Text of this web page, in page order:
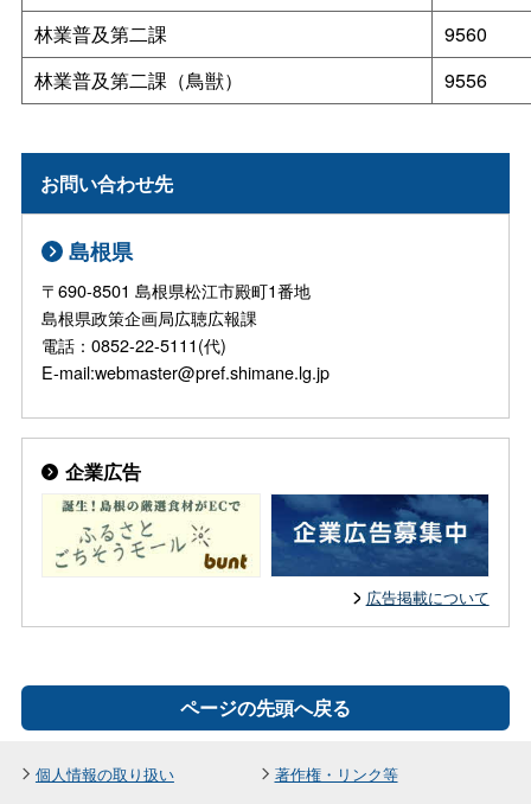
林業普及第二課
9560
林業普及第二課（鳥獣）
9556
お問い合わせ先
島根県
〒690-8501 島根県松江市殿町1番地
島根県政策企画局広聴広報課
電話：0852-22-5111(代)
E-mail:webmaster@pref.shimane.lg.jp
企業広告
広告掲載について
ページの先頭へ戻る
個人情報の取り扱い 著作権・リンク等